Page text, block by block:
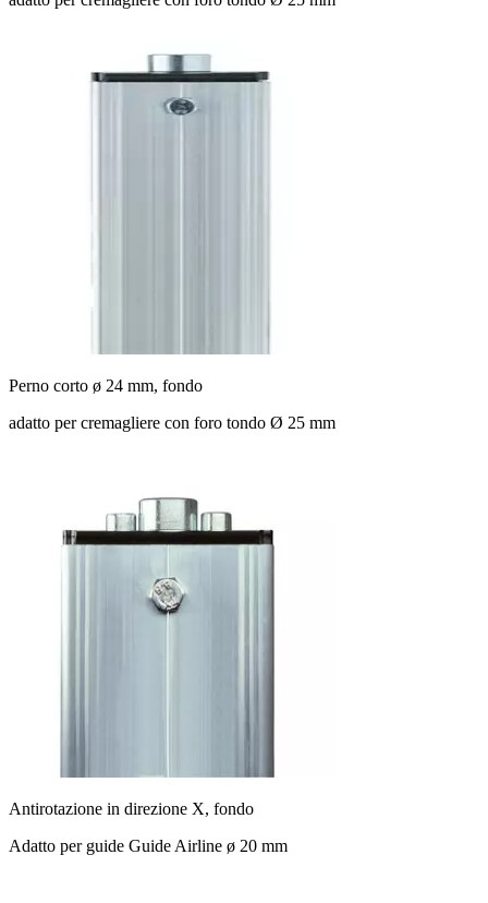
Perno corto ø 24 mm, fondo
adatto per cremagliere con foro tondo Ø 25 mm
Antirotazione in direzione X, fondo
Adatto per guide Guide Airline ø 20 mm